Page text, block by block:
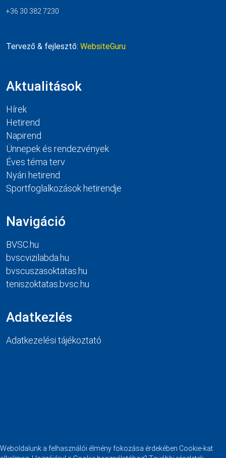
+36 30 382 7230
Tervező & fejlesztő: WebsiteGuru
Aktualitások
Hírek
Hetirend
Napirend
Ünnepek és rendezvények
Éves téma terv
Nyári hetirend
Sportfoglalkozások hetirendje
Navigáció
BVSC.hu
bvscvizilabda.hu
bvscuszasoktatas.hu
teniszoktatas.bvsc.hu
Adatkezlés
Adatkezelési tájékoztató
Weboldalunk a felhasználói élmény fokozása érdekében Cookie-kat